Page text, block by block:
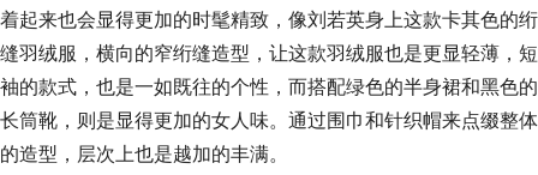
着起来也会显得更加的时髦精致，像刘若英身上这款卡其色的绗
缝羽绒服，横向的窄绗缝造型，让这款羽绒服也是更显轻薄，短
袖的款式，也是一如既往的个性，而搭配绿色的半身裙和黑色的
长筒靴，则是显得更加的女人味。通过围巾和针织帽来点缀整体
的造型，层次上也是越加的丰满。